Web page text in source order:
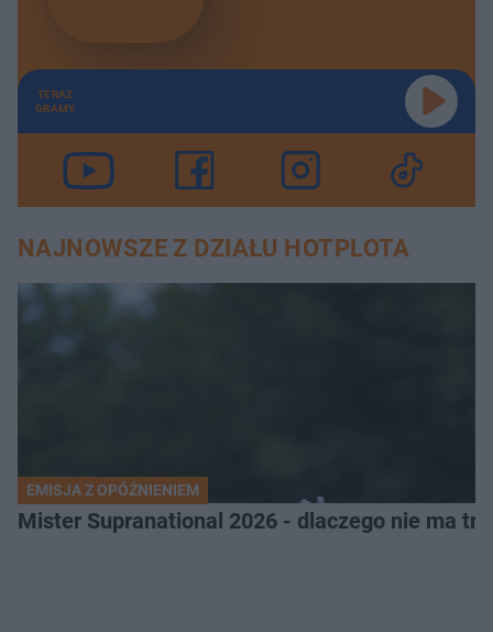
TERAZ
GRAMY
NAJNOWSZE Z DZIAŁU HOTPLOTA
EMISJA Z OPÓŹNIENIEM
Mister Supranational 2026 - dlaczego nie ma